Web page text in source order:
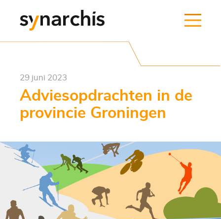
29 juni 2023
Adviesopdrachten in de
provincie Groningen